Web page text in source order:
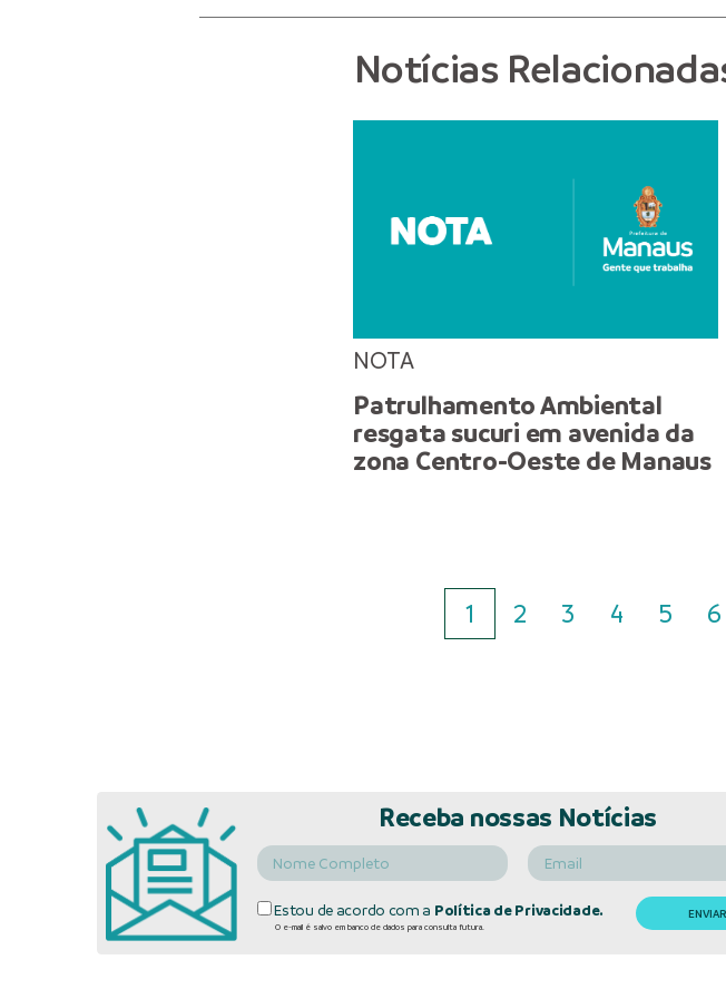
Notícias
NOTA
Patrulhamento Ambiental
resgata sucuri em avenida da
zona Centro-Oeste de Manaus
1 2 3 4 5 6
Receba nossas Notícias
Estou de acordo com a Política de Privacidade.
O e-mail é salvo em banco de dados para consulta futura.